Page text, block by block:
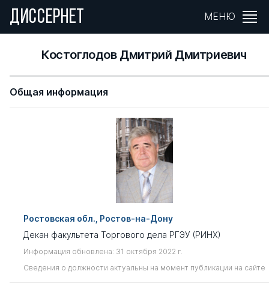
ДИССЕРНЕТ МЕНЮ
Костоглодов Дмитрий Дмитриевич
Общая информация
Ростовская обл., Ростов-на-Дону
Декан факультета Торгового дела РГЭУ (РИНХ)
Информация обновлена: 31 октября 2022 г.
Сведения о должности актуальны на момент публикации на сайте